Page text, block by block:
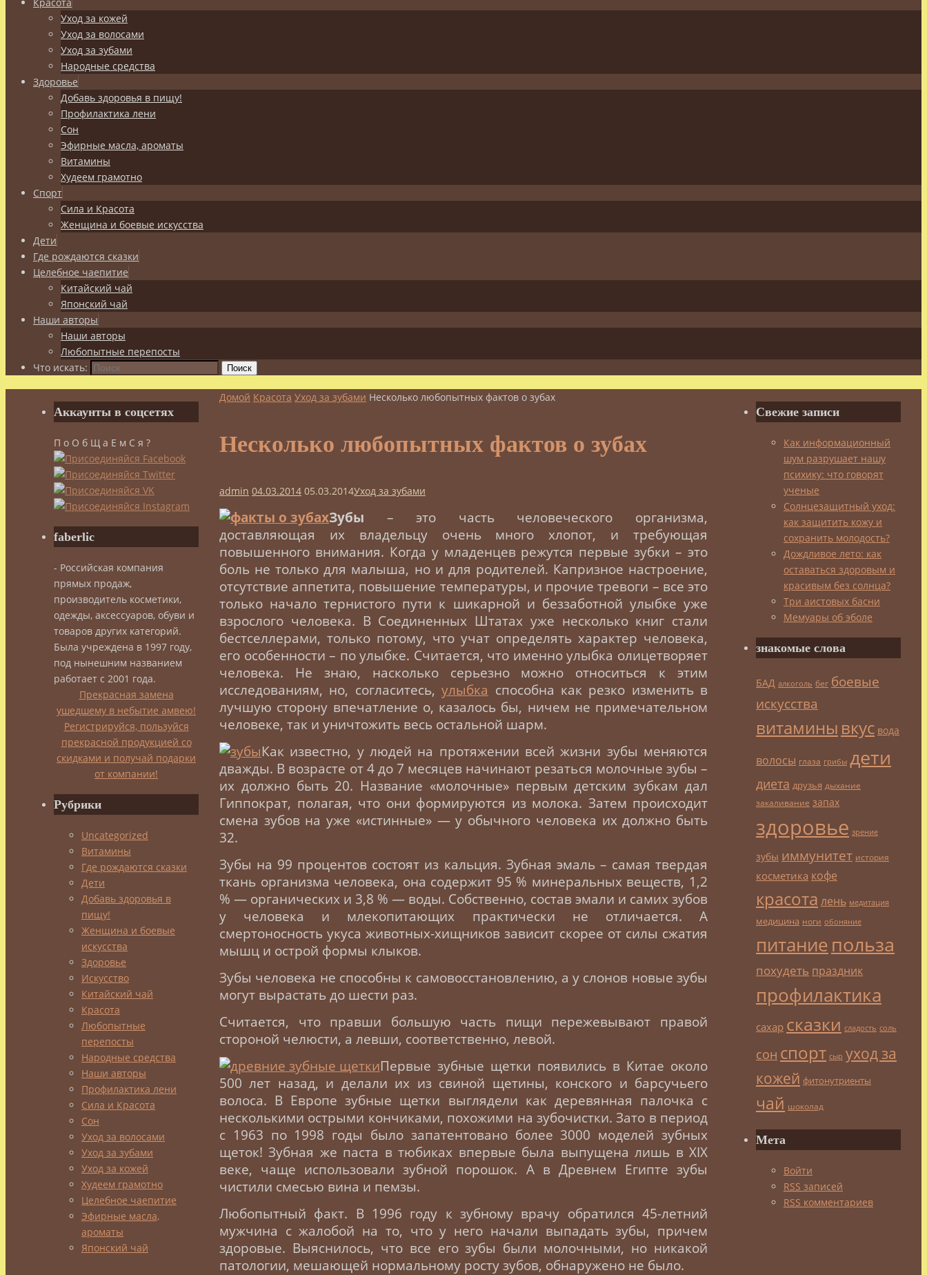
Уход за кожей
Уход за волосами
Уход за зубами
Народные средства
Здоровье
Добавь здоровья в пищу!
Профилактика лени
Сон
Эфирные масла, ароматы
Витамины
Худеем грамотно
Спорт
Сила и Красота
Женщина и боевые искусства
Дети
Где рождаются сказки
Целебное чаепитие
Китайский чай
Японский чай
Наши авторы
Наши авторы
Любопытные перепосты
Что искать:
Поиск
Домой Красота Уход за зубами Несколько любопытных фактов о зубах
Несколько любопытных фактов о зубах
admin 04.03.2014 05.03.2014Уход за зубами
Зубы – это часть человеческого организма,
доставляющая их владельцу очень много хлопот, и требующая
повышенного внимания. Когда у младенцев режутся первые зубки – это
боль не только для малыша, но и для родителей. Капризное настроение,
отсутствие аппетита, повышение температуры, и прочие тревоги – все это
только начало тернистого пути к шикарной и беззаботной улыбке уже
взрослого человека. В Соединенных Штатах уже несколько книг стали
бестселлерами, только потому, что учат определять характер человека,
его особенности – по улыбке. Считается, что именно улыбка олицетворяет
человека. Не знаю, насколько серьезно можно относиться к этим
исследованиям, но, согласитесь,улыбка способна как резко изменить в
лучшую сторону впечатление о, казалось бы, ничем не примечательном
человеке, так и уничтожить весь остальной шарм.
Как известно, у людей на протяжении всей жизни зубы меняются
дважды. В возрасте от 4 до 7 месяцев начинают резаться молочные зубы –
их должно быть 20. Название «молочные» первым детским зубкам дал
Гиппократ, полагая, что они формируются из молока. Затем происходит
смена зубов на уже «истинные» — у обычного человека их должно быть
32.
Зубы на 99 процентов состоят из кальция. Зубная эмаль – самая твердая
ткань организма человека, она содержит 95 % минеральных веществ, 1,2
% — органических и 3,8 % — воды. Собственно, состав эмали и самих зубов
у человека и млекопитающих практически не отличается. А
смертоносность укуса животных-хищников зависит скорее от силы сжатия
мышц и острой формы клыков.
Зубы человека не способны к самовосстановлению, а у слонов новые зубы
могут вырастать до шести раз.
Считается, что правши большую часть пищи пережевывают правой
стороной челюсти, а левши, соответственно, левой.
Первые зубные щетки появились в Китае около
500 лет назад, и делали их из свиной щетины, конского и барсучьего
волоса. В Европе зубные щетки выглядели как деревянная палочка с
несколькими острыми кончиками, похожими на зубочистки. Зато в период
с 1963 по 1998 годы было запатентовано более 3000 моделей зубных
щеток! Зубная же паста в тюбиках впервые была выпущена лишь в XIX
веке, чаще использовали зубной порошок. А в Древнем Египте зубы
чистили смесью вина и пемзы.
Любопытный факт. В 1996 году к зубному врачу обратился 45-летний
мужчина с жалобой на то, что у него начали выпадать зубы, причем
здоровые. Выяснилось, что все его зубы были молочными, но никакой
патологии, мешающей нормальному росту зубов, обнаружено не было.
Аккаунты в соцсетях
П о О б Щ а Е м С я ?
faberlic
- Российская компания
прямых продаж,
производитель косметики,
одежды, аксессуаров, обуви и
товаров других категорий.
Была учреждена в 1997 году,
под нынешним названием
работает с 2001 года.
Прекрасная замена
ушедшему в небытие амвею!
Регистрируйся, пользуйся
прекрасной продукцией со
скидками и получай подарки
от компании!
Рубрики
Uncategorized
Витамины
Где рождаются сказки
Дети
Добавь здоровья в
пищу!
Женщина и боевые
искусства
Здоровье
Искусство
Китайский чай
Красота
Любопытные
перепосты
Народные средства
Наши авторы
Профилактика лени
Сила и Красота
Сон
Уход за волосами
Уход за зубами
Уход за кожей
Худеем грамотно
Целебное чаепитие
Эфирные масла,
ароматы
Японский чай
Свежие записи
Как информационный
шум разрушает нашу
психику: что говорят
ученые
Солнцезащитный уход:
как защитить кожу и
сохранить молодость?
Дождливое лето: как
оставаться здоровым и
красивым без солнца?
Три аистовых басни
Мемуары об эболе
знакомые слова
БАД алкоголь бег боевые
искусства
витамины вкус вода
волосы глаза грибы дети
диета друзья дыхание
закаливание запах
здоровье зрение
зубы иммунитет история
косметика кофе
красота лень медитация
медицина ноги обоняние
питание польза
похудеть праздник
профилактика
сахар сказки сладость соль
сон спорт сыр уход за
кожей фитонутриенты
чай шоколад
Мета
Войти
RSS записей
RSS комментариев